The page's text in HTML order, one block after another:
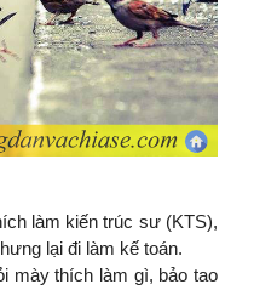
làm kiến trúc sư (KTS),
lại đi làm kế toán.
mày thích làm gì, bảo tao